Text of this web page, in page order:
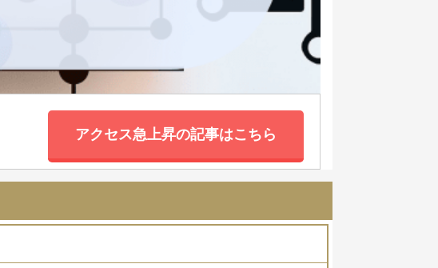
アクセス急上昇の記事はこちら